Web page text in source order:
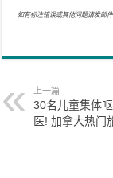
如有标注错误或其他问题请发邮
上一篇
30名儿童集体
医! 加拿大热门